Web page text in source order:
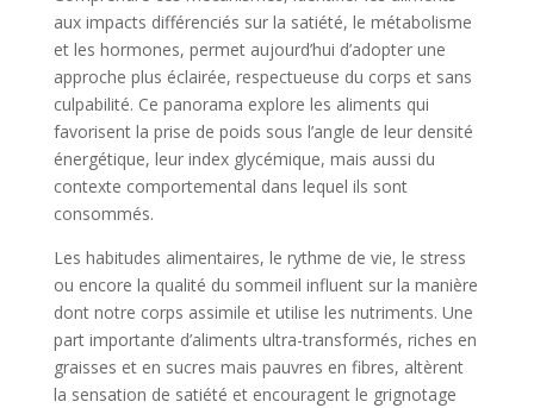
aux impacts différenciés sur la satiété, le métabolisme
et les hormones, permet aujourd’hui d’adopter une
approche plus éclairée, respectueuse du corps et sans
culpabilité. Ce panorama explore les aliments qui
favorisent la prise de poids sous l’angle de leur densité
énergétique, leur index glycémique, mais aussi du
contexte comportemental dans lequel ils sont
consommés.
Les habitudes alimentaires, le rythme de vie, le stress
ou encore la qualité du sommeil influent sur la manière
dont notre corps assimile et utilise les nutriments. Une
part importante d’aliments ultra-transformés, riches en
graisses et en sucres mais pauvres en fibres, altèrent
la sensation de satiété et encouragent le grignotage